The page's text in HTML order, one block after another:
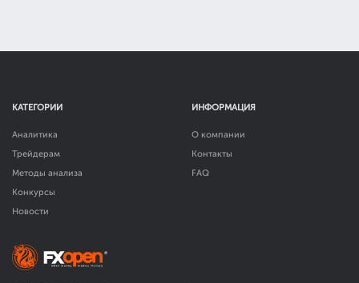
КАТЕГОРИИ
Аналитика
Трейдерам
Методы анализа
Конкурсы
Новости
ИНФОРМАЦИЯ
О компании
Контакты
FAQ